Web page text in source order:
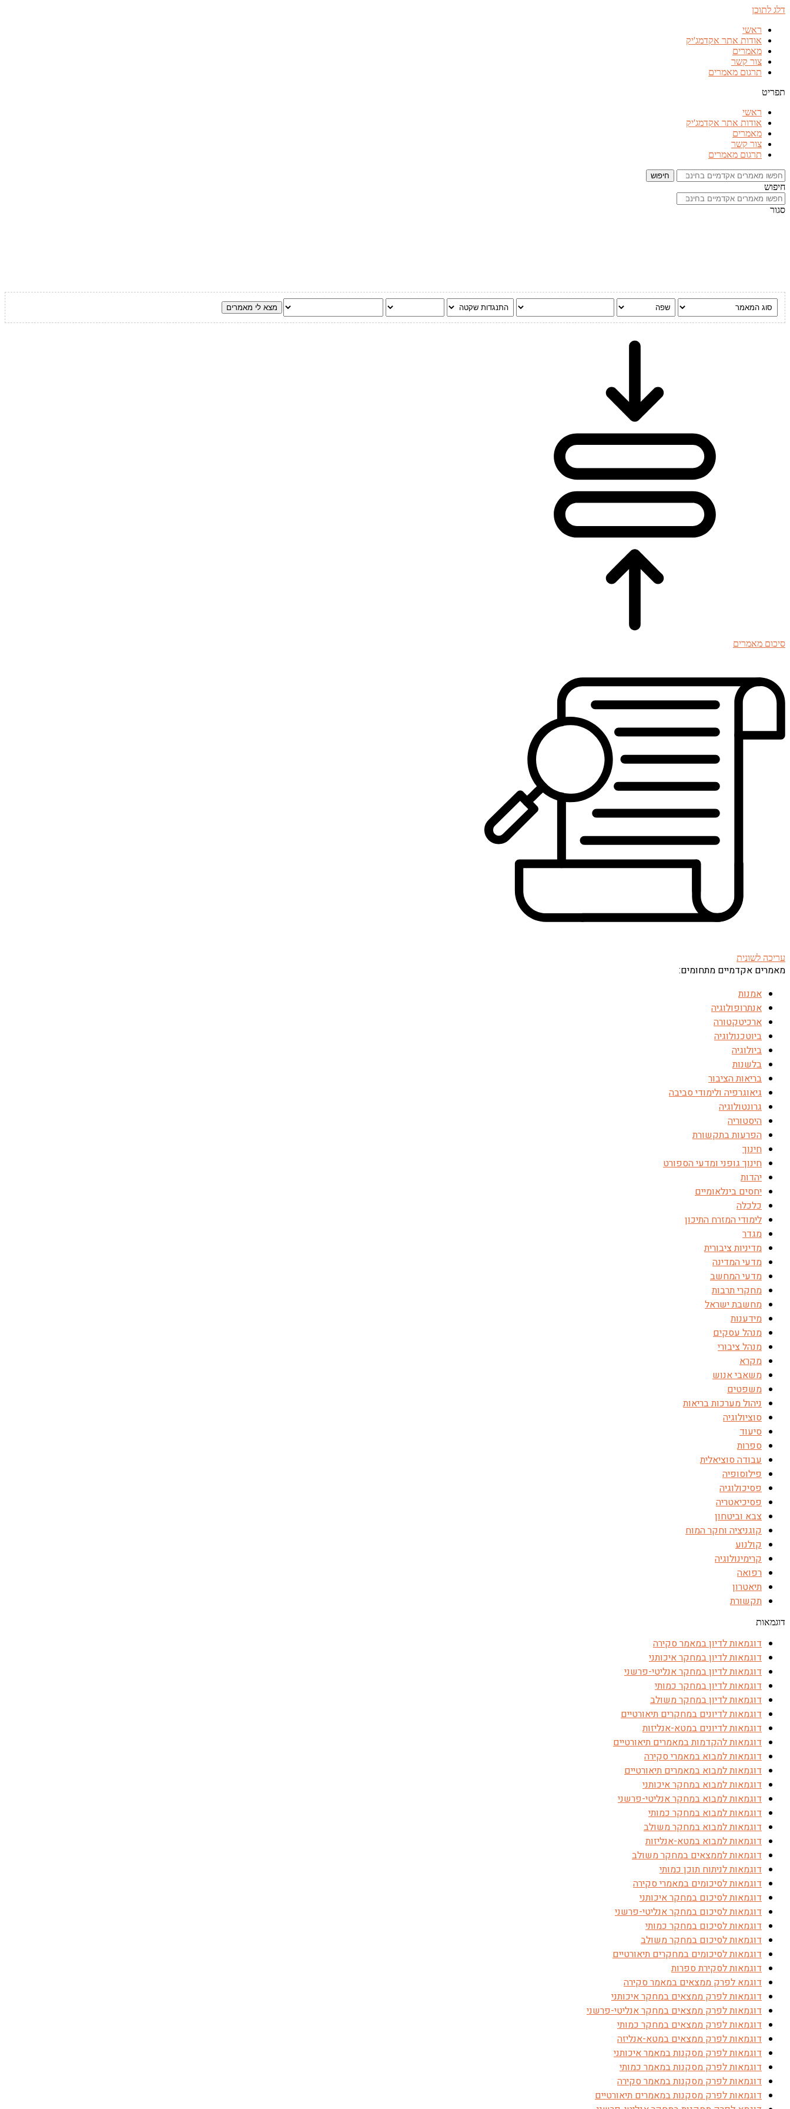
דלג לתוכן
ראשי
אודות אתר אקדמג'יק
מאמרים
צור קשר
תרגום מאמרים
תפריט
ראשי
אודות אתר אקדמג'יק
מאמרים
צור קשר
תרגום מאמרים
חיפוש
חיפוש
סגור
סיכום מאמרים
עריכה לשונית
מאמרים אקדמיים מתחומים:
אמנות
אנתרופולוגיה
ארכיטקטורה
ביוטכנולוגיה
ביולוגיה
בלשנות
בריאות הציבור
גיאוגרפיה ולימודי סביבה
גרונטולוגיה
היסטוריה
הפרעות בתקשורת
חינוך
חינוך גופני ומדעי הספורט
יהדות
יחסים בינלאומיים
כלכלה
לימודי המזרח התיכון
מגדר
מדיניות ציבורית
מדעי המדינה
מדעי המחשב
מחקרי תרבות
מחשבת ישראל
מידענות
מנהל עסקים
מנהל ציבורי
מקרא
משאבי אנוש
משפטים
ניהול מערכות בריאות
סוציולוגיה
סיעוד
ספרות
עבודה סוציאלית
פילוסופיה
פסיכולוגיה
פסיכיאטריה
צבא וביטחון
קוגניציה וחקר המוח
קולנוע
קרימינולוגיה
רפואה
תיאטרון
תקשורת
דוגמאות
דוגמאות לדיון במאמר סקירה
דוגמאות לדיון במחקר איכותני
דוגמאות לדיון במחקר אנליטי-פרשני
דוגמאות לדיון במחקר כמותי
דוגמאות לדיון במחקר משולב
דוגמאות לדיונים במחקרים תיאורטיים
דוגמאות לדיונים במטא-אנליזות
דוגמאות להקדמות במאמרים תיאורטיים
דוגמאות למבוא במאמרי סקירה
דוגמאות למבוא במאמרים תיאורטיים
דוגמאות למבוא במחקר איכותני
דוגמאות למבוא במחקר אנליטי-פרשני
דוגמאות למבוא במחקר כמותי
דוגמאות למבוא במחקר משולב
דוגמאות למבוא במטא-אנליזות
דוגמאות לממצאים במחקר משולב
דוגמאות לניתוח תוכן כמותי
דוגמאות לסיכומים במאמרי סקירה
דוגמאות לסיכום במחקר איכותני
דוגמאות לסיכום במחקר אנליטי-פרשני
דוגמאות לסיכום במחקר כמותי
דוגמאות לסיכום במחקר משולב
דוגמאות לסיכומים במחקרים תיאורטיים
דוגמאות לסקירת ספרות
דוגמא לפרק ממצאים במאמר סקירה
דוגמאות לפרק ממצאים במחקר איכותני
דוגמאות לפרק ממצאים במחקר אנליטי-פרשני
דוגמאות לפרק ממצאים במחקר כמותי
דוגמאות לפרק ממצאים במטא-אנליזה
דוגמאות לפרק מסקנות במאמר איכותני
דוגמאות לפרק מסקנות במאמר כמותי
דוגמאות לפרק מסקנות במאמר סקירה
דוגמאות לפרק מסקנות במאמרים תיאורטיים